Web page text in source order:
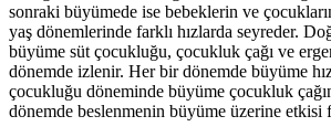
sonraki büyümede ise bebeklerin ve
yaş dönemlerinde farklı hızlarda seyreder.
büyüme süt çocukluğu, çocukluk çağı ve
dönemde izlenir. Her bir dönemde büyüme
çocukluğu döneminde büyüme çocukluk
dönemde beslenmenin büyüme üzerine etkisi